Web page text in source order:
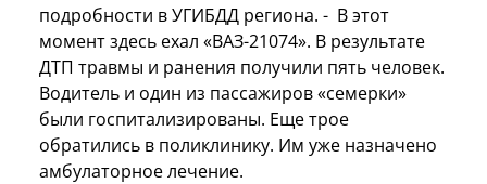
подробности в УГИБДД региона. - В этот
момент здесь ехал «ВАЗ-21074». В результате
ДТП травмы и ранения получили пять человек.
Водитель и один из пассажиров «семерки»
были госпитализированы. Еще трое
обратились в поликлинику. Им уже назначено
амбулаторное лечение.